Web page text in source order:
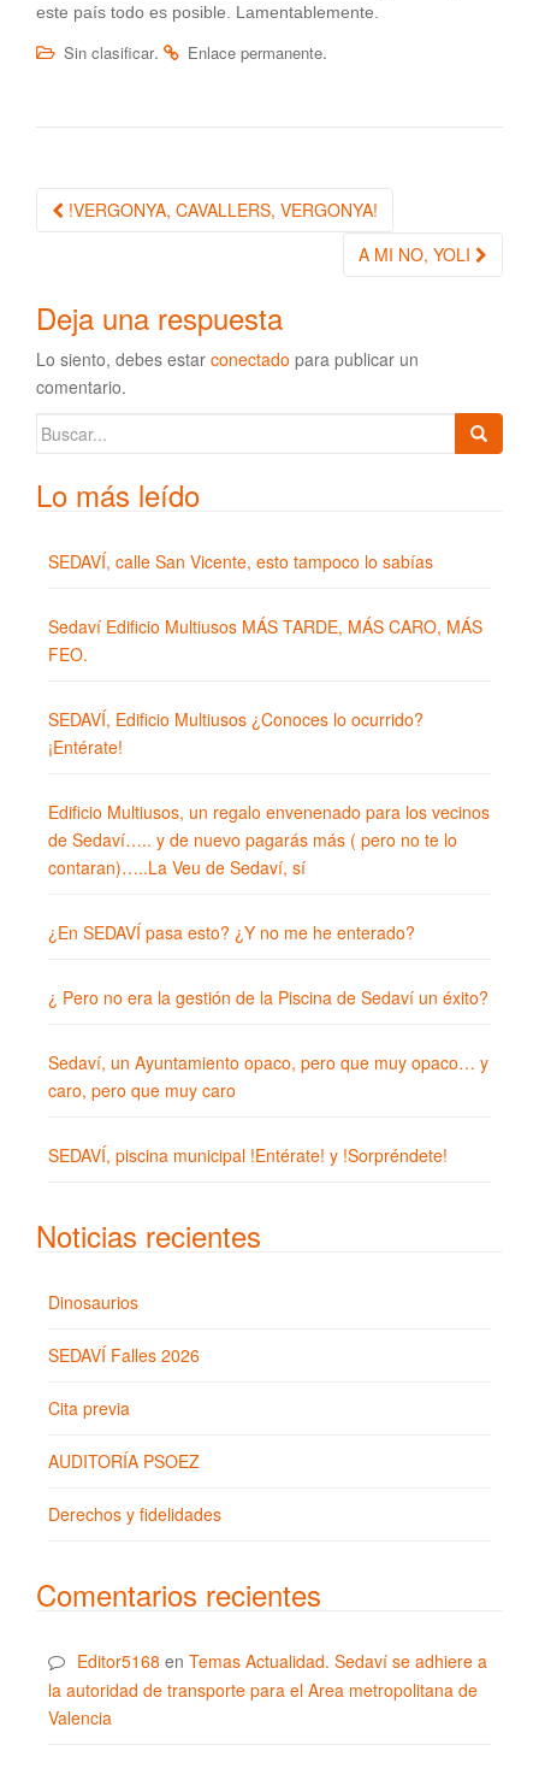
este país todo es posible. Lamentablemente.
Sin clasificar. Enlace permanente.
Navegación de la entrada
!VERGONYA, CAVALLERS, VERGONYA!
A MI NO, YOLI
Deja una respuesta
Lo siento, debes estar conectado para publicar un
comentario.
Buscar:
Lo más leído
SEDAVÍ, calle San Vicente, esto tampoco lo sabías
Sedaví Edificio Multiusos MÁS TARDE, MÁS CARO, MÁS
FEO.
SEDAVÍ, Edificio Multiusos ¿Conoces lo ocurrido?
¡Entérate!
Edificio Multiusos, un regalo envenenado para los vecinos
de Sedaví….. y de nuevo pagarás más ( pero no te lo
contaran)…..La Veu de Sedaví, sí
¿En SEDAVÍ pasa esto? ¿Y no me he enterado?
¿ Pero no era la gestión de la Piscina de Sedaví un éxito?
Sedaví, un Ayuntamiento opaco, pero que muy opaco… y
caro, pero que muy caro
SEDAVÍ, piscina municipal !Entérate! y !Sorpréndete!
Noticias recientes
Dinosaurios
SEDAVÍ Falles 2026
Cita previa
AUDITORÍA PSOEZ
Derechos y fidelidades
Comentarios recientes
Editor5168 en Temas Actualidad. Sedaví se adhiere a
la autoridad de transporte para el Area metropolitana de
Valencia